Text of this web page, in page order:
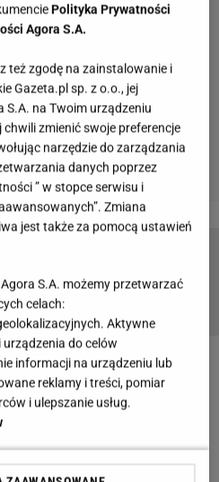
Jak zrobić puree z dyni?
w piekarniku jest podstawą
z dyni można wykorzystać
ciastczy deserów. Jak
Polityka Prywatności
Agora S.A.
też zgodę na zainstalowanie i
Gazeta.pl sp. z o.o., jej
na Twoim urządzeniu
zmienić swoje preferencje
narzędzie do zarządzania
danych poprzez
” w stopce serwisu i
Zmiana
jest także za pomocą ustawień
S.A. możemy przetwarzać
celach:
Aktywne
do celów
informacji na urządzeniu lub
reklamy i treści, pomiar
i ulepszanie usług.